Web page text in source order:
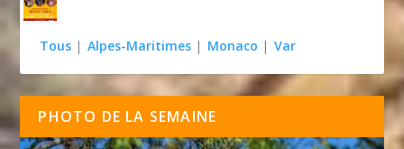
Tous | Alpes-Maritimes | Monaco | Var
PHOTO DE LA SEMAINE